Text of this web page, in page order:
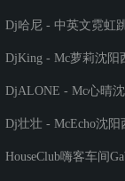
Hungarian Dance 4
Hungarian Dance 4
Dj哈尼 - 中英文霓虹
DjKing - Mc萝莉沈阳
DjALONE - Mc心晴
Dj壮壮 - McEcho沈
HouseClub嗨客车间